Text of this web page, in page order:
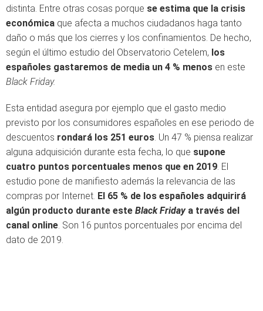
distinta. Entre otras cosas porque se estima que la crisis
económica que afecta a muchos ciudadanos haga tanto
daño o más que los cierres y los confinamientos. De hecho,
según el último estudio del Observatorio Cetelem, los
españoles gastaremos de media un 4 % menos en este
Black Friday.
Esta entidad asegura por ejemplo que el gasto medio
previsto por los consumidores españoles en ese periodo de
descuentos rondará los 251 euros. Un 47 % piensa realizar
alguna adquisición durante esta fecha, lo que supone
cuatro puntos porcentuales menos que en 2019. El
estudio pone de manifiesto además la relevancia de las
compras por Internet. El 65 % de los españoles adquirirá
algún producto durante este Black Fridaya través del
canal online. Son 16 puntos porcentuales por encima del
dato de 2019.